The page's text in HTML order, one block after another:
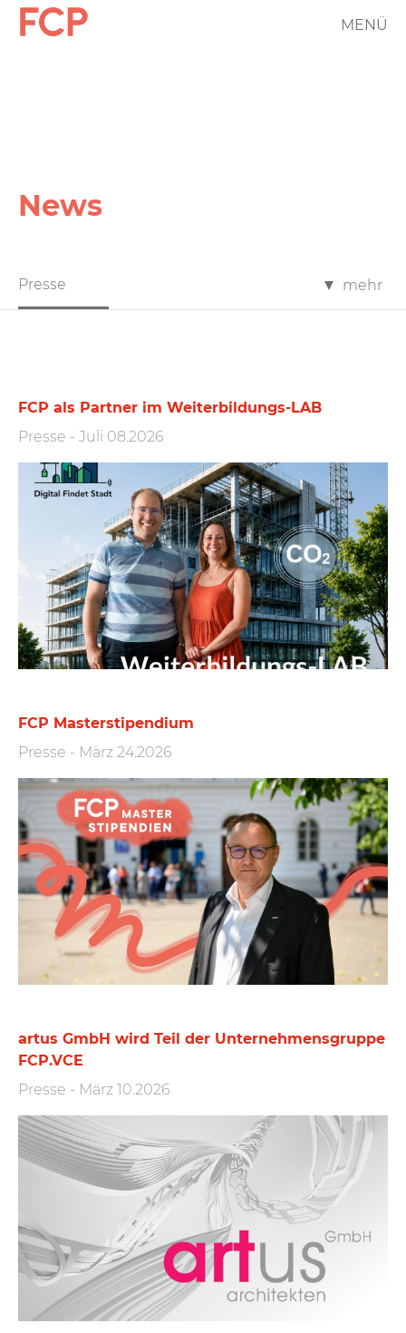
Direkt
zumFCP
MENÜ
News
FCP
Presse mehr
FCP als Partner im Weiterbildungs-LAB
Presse - Juli 08.2026
FCP Masterstipendium
Presse - März 24.2026
artus GmbH wird Teil der Unternehmensgruppe
FCP.VCE
Presse - März 10.2026